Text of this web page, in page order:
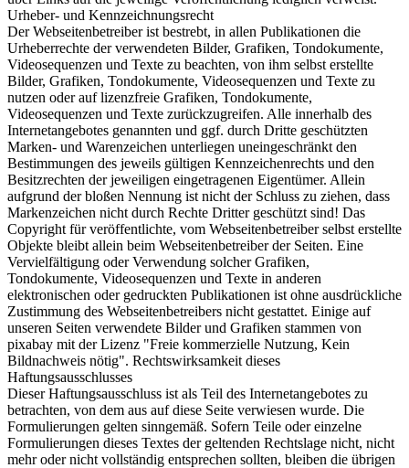
Urheber- und Kennzeichnungsrecht
Der Webseitenbetreiber ist bestrebt, in allen Publikationen die
Urheberrechte der verwendeten Bilder, Grafiken, Tondokumente,
Videosequenzen und Texte zu beachten, von ihm selbst erstellte
Bilder, Grafiken, Tondokumente, Videosequenzen und Texte zu
nutzen oder auf lizenzfreie Grafiken, Tondokumente,
Videosequenzen und Texte zurückzugreifen. Alle innerhalb des
Internetangebotes genannten und ggf. durch Dritte geschützten
Marken- und Warenzeichen unterliegen uneingeschränkt den
Bestimmungen des jeweils gültigen Kennzeichenrechts und den
Besitzrechten der jeweiligen eingetragenen Eigentümer. Allein
aufgrund der bloßen Nennung ist nicht der Schluss zu ziehen, dass
Markenzeichen nicht durch Rechte Dritter geschützt sind! Das
Copyright für veröffentlichte, vom Webseitenbetreiber selbst erstellte
Objekte bleibt allein beim Webseitenbetreiber der Seiten. Eine
Vervielfältigung oder Verwendung solcher Grafiken,
Tondokumente, Videosequenzen und Texte in anderen
elektronischen oder gedruckten Publikationen ist ohne ausdrückliche
Zustimmung des Webseitenbetreibers nicht gestattet. Einige auf
unseren Seiten verwendete Bilder und Grafiken stammen von
pixabay mit der Lizenz "Freie kommerzielle Nutzung, Kein
Bildnachweis nötig". Rechtswirksamkeit dieses
Haftungsausschlusses
Dieser Haftungsausschluss ist als Teil des Internetangebotes zu
betrachten, von dem aus auf diese Seite verwiesen wurde. Die
Formulierungen gelten sinngemäß. Sofern Teile oder einzelne
Formulierungen dieses Textes der geltenden Rechtslage nicht, nicht
mehr oder nicht vollständig entsprechen sollten, bleiben die übrigen